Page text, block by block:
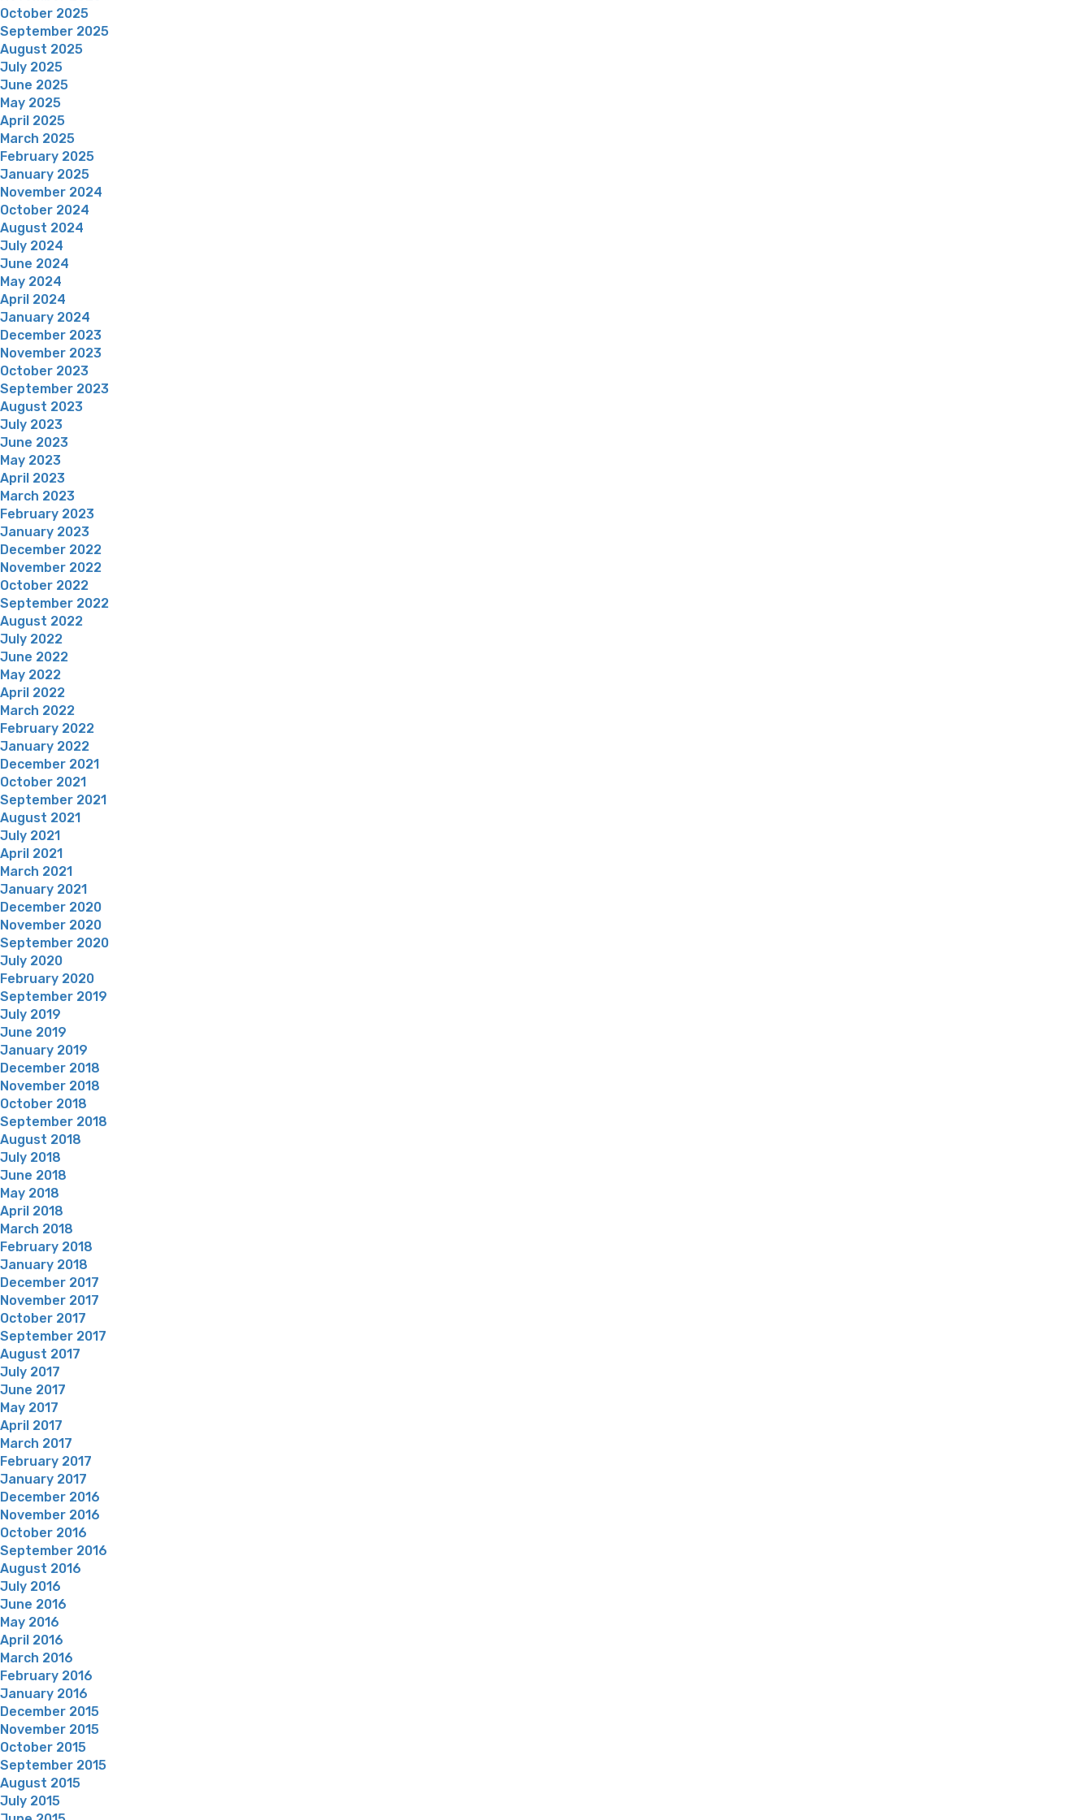
October 2025
September 2025
August 2025
July 2025
June 2025
May 2025
April 2025
March 2025
February 2025
January 2025
November 2024
October 2024
August 2024
July 2024
June 2024
May 2024
April 2024
January 2024
December 2023
November 2023
October 2023
September 2023
August 2023
July 2023
June 2023
May 2023
April 2023
March 2023
February 2023
January 2023
December 2022
November 2022
October 2022
September 2022
August 2022
July 2022
June 2022
May 2022
April 2022
March 2022
February 2022
January 2022
December 2021
October 2021
September 2021
August 2021
July 2021
April 2021
March 2021
January 2021
December 2020
November 2020
September 2020
July 2020
February 2020
September 2019
July 2019
June 2019
January 2019
December 2018
November 2018
October 2018
September 2018
August 2018
July 2018
June 2018
May 2018
April 2018
March 2018
February 2018
January 2018
December 2017
November 2017
October 2017
September 2017
August 2017
July 2017
June 2017
May 2017
April 2017
March 2017
February 2017
January 2017
December 2016
November 2016
October 2016
September 2016
August 2016
July 2016
June 2016
May 2016
April 2016
March 2016
February 2016
January 2016
December 2015
November 2015
October 2015
September 2015
August 2015
July 2015